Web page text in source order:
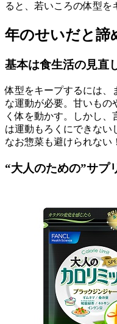
ると、若いころの体型を
年のせいだと諦
基本は食生活の見直
体型をキープするには、
な運動が必要。甘いもの
く体を動かす。しかし
は運動もろくにできない
なお惣菜も避けられない！
“大人のための”サプ